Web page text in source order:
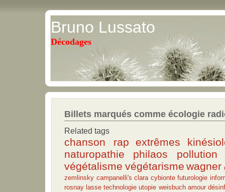
Bruno Lussato
Décodages
Billets marqués comme écologie
Related tags
chanson rap extrêmes
naturopathie
philaos
pollution
végétalisme végétarisme wagner
zemlinsky campanelli's clara cybionte futurologie
rosnay lasse technologie utopie weisbuch amour